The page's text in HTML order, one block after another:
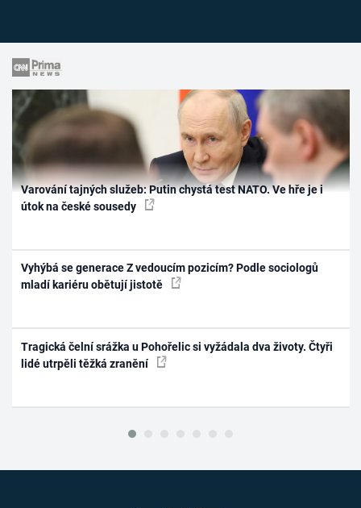
Varování tajných služeb: Putin chystá test NATO. Ve hře je i
útok na české sousedy
Vyhýbá se generace Z vedoucím pozicím? Podle sociologů
mladí kariéru obětují jistotě
Tragická čelní srážka u Pohořelic si vyžádala dva životy. Čtyři
lidé utrpěli těžká zranění